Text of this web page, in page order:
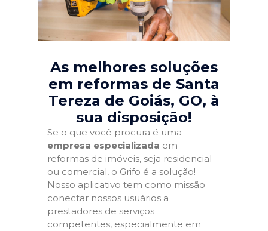
As melhores soluções
em reformas de Santa
Tereza de Goiás, GO, à
sua disposição!
Se o que você procura é uma
empresa especializada em
reformas de imóveis, seja residencial
ou comercial, o Grifo é a solução!
Nosso aplicativo tem como missão
conectar nossos usuários a
prestadores de serviços
competentes, especialmente em